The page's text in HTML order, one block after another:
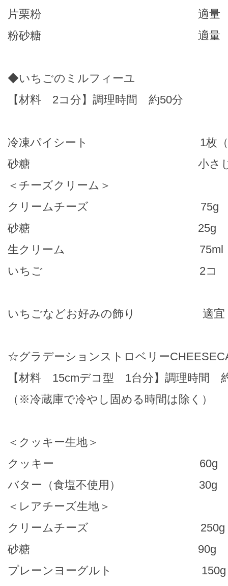
片栗粉 適量
粉砂糖 適量
◆いちごのミルフィーユ
【材料 2コ分】調理時間 約50分
冷凍パイシート 1枚（
砂糖 小さじ
＜チーズクリーム＞
クリームチーズ 75g
砂糖 25g
生クリーム 75ml
いちご 2コ
いちごなどお好みの飾り 適宜
☆グラデーションストロベリー
【材料 15cmデコ型 1台分】調理時間
（※冷蔵庫で冷やし固める時間は除く）
＜クッキー生地＞
クッキー 60g
バター（食塩不使用） 30g
＜レアチーズ生地＞
クリームチーズ 250g
砂糖 90g
プレーンヨーグルト 150g